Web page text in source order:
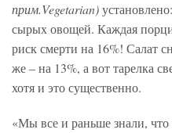
прим.Vegetarian)
сырых овощей. Каждая
риск смерти на 16%! Салат
же – на 13%, а вот тарелка
хотя и это существенно.
«Мы все и раньше знали,